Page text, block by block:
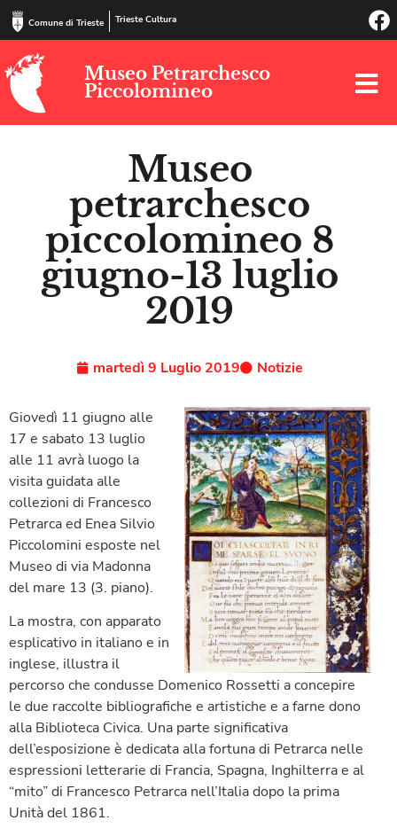
Comune di Trieste Trieste Cultura
Museo Petrarchesco
Piccolomineo
Museo
petrarchesco
piccolomineo 8
giugno-13 luglio
2019
martedì 9 Luglio 2019 Notizie
Giovedì 11 giugno alle
17 e sabato 13 luglio
alle 11 avrà luogo la
visita guidata alle
collezioni di Francesco
Petrarca ed Enea Silvio
Piccolomini esposte nel
Museo di via Madonna
del mare 13 (3. piano).
La mostra, con apparato
esplicativo in italiano e in
inglese, illustra il
percorso che condusse Domenico Rossetti a concepire
le due raccolte bibliografiche e artistiche e a farne dono
alla Biblioteca Civica. Una parte significativa
dell’esposizione è dedicata alla fortuna di Petrarca nelle
espressioni letterarie di Francia, Spagna, Inghilterra e al
“mito” di Francesco Petrarca nell’Italia dopo la prima
Unità del 1861.